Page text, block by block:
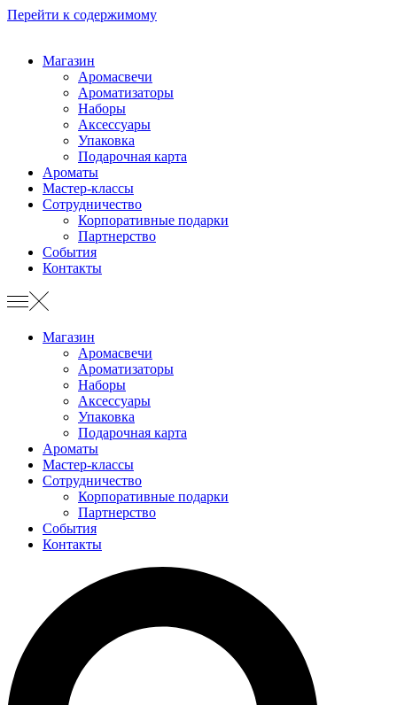
Перейти к содержимому
Магазин
Аромасвечи
Ароматизаторы
Наборы
Аксессуары
Упаковка
Подарочная карта
Ароматы
Мастер-классы
Сотрудничество
Корпоративные подарки
Партнерство
События
Контакты
Магазин
Аромасвечи
Ароматизаторы
Наборы
Аксессуары
Упаковка
Подарочная карта
Ароматы
Мастер-классы
Сотрудничество
Корпоративные подарки
Партнерство
События
Контакты